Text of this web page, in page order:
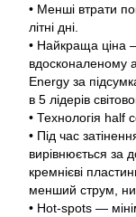
• Менші втрати
літні дні.
• Найкраща ціна
вдосконаленому
Energy за
в 5 лідерів
• Технологія half
• Під час
вирівнюється за
кремнієві
менший струм,
• Нot-spots —